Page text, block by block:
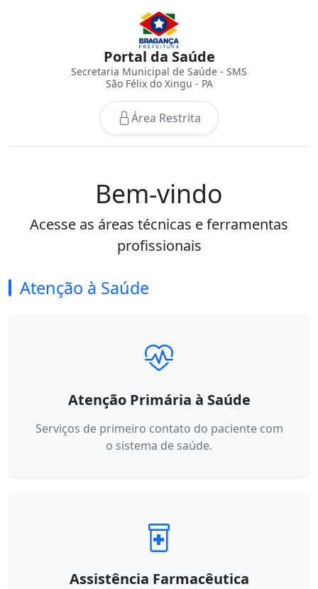
Portal da Saúde
Secretaria Municipal de Saúde - SMS
São Félix do Xingu - PA
Área Restrita
Bem-vindo
Acesse as áreas técnicas e ferramentas
profissionais
Atenção à Saúde
Atenção Primária à Saúde
Serviços de primeiro contato do paciente com
o sistema de saúde.
Assistência Farmacêutica